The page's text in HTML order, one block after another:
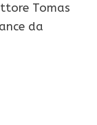
Tomas
da